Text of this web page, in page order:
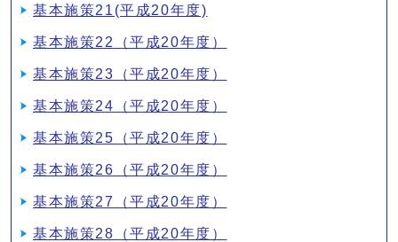
基本施策21(平成20年度)
基本施策22（平成20年度）
基本施策23（平成20年度）
基本施策24（平成20年度）
基本施策25（平成20年度）
基本施策26（平成20年度）
基本施策27（平成20年度）
基本施策28（平成20年度）